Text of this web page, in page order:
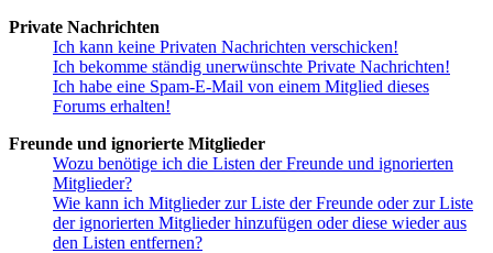
Private Nachrichten
Ich kann keine Privaten Nachrichten verschicken!
Ich bekomme ständig unerwünschte Private Nachrichten!
Ich habe eine Spam-E-Mail von einem Mitglied dieses
Forums erhalten!
Freunde und ignorierte Mitglieder
Wozu benötige ich die Listen der Freunde und ignorierten
Mitglieder?
Wie kann ich Mitglieder zur Liste der Freunde oder zur Liste
der ignorierten Mitglieder hinzufügen oder diese wieder aus
den Listen entfernen?